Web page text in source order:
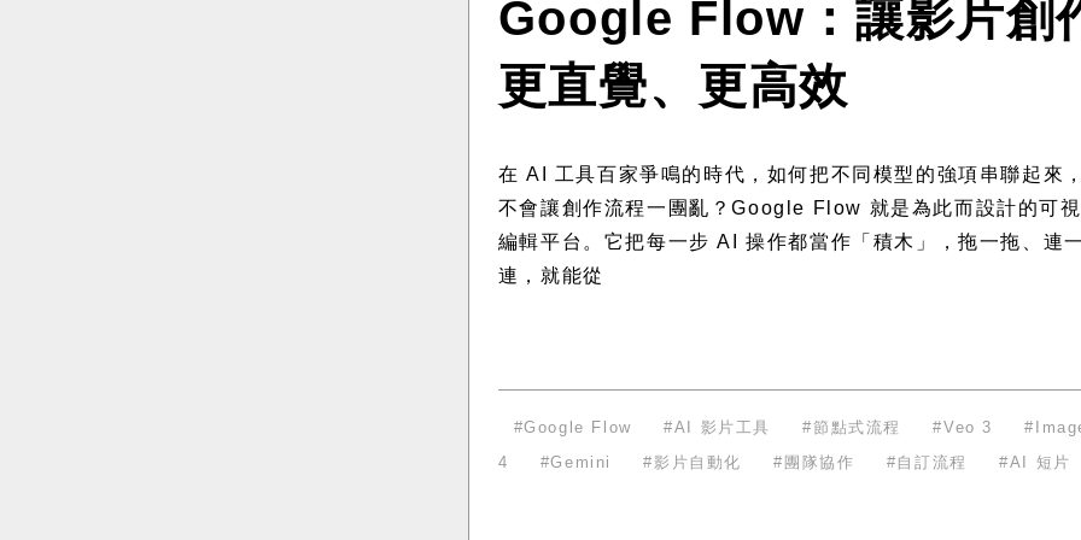
Google Flow：讓影片創
更直覺、更高效
在 AI 工具百家爭鳴的時代，如何把不同模型的強項串聯起來
不會讓創作流程一團亂？Google Flow 就是為此而設計的可
編輯平台。它把每一步 AI 操作都當作「積木」，拖一拖、連一
連，就能從
Google Flow AI 影片工具 節點式流程 Veo 3
4
Gemini 影片自動化 團隊協作 自訂流程 AI 短片